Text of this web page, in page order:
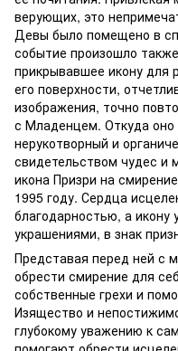
верующих, это
Девы было помещено в
событие произошло
прикрывавшее икону для
его поверхности,
изображения, точно
с Младенцем. Откуда оно
нерукотворный и
свидетельством чудес и
икона Призри на
1995 году. Сердца
благодарностью, а
украшениями, в знак
Представая перед ней с
обрести смирение для
собственные грехи и
Изящество и
глубокому уважению к